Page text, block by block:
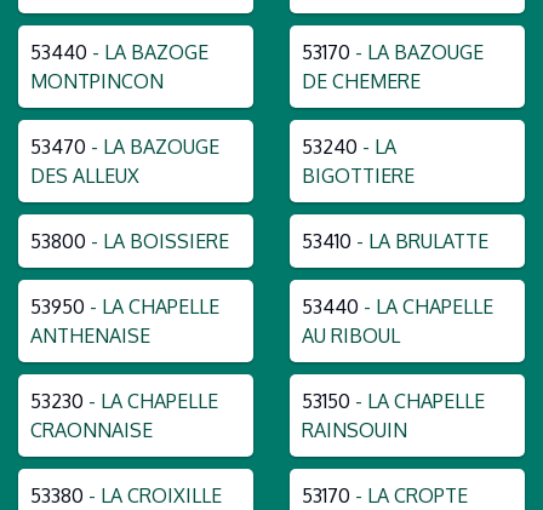
53440 - LA BAZOGE
MONTPINCON
53170 - LA BAZOUGE
DE CHEMERE
53470 - LA BAZOUGE
DES ALLEUX
53240 - LA
BIGOTTIERE
53800 - LA BOISSIERE 53410 - LA BRULATTE
53950 - LA CHAPELLE
ANTHENAISE
53440 - LA CHAPELLE
AU RIBOUL
53230 - LA CHAPELLE
CRAONNAISE
53150 - LA CHAPELLE
RAINSOUIN
53380 - LA CROIXILLE 53170 - LA CROPTE